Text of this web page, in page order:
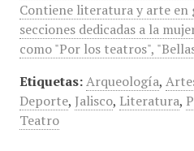
Contiene literatura y arte en
secciones dedicadas a la
como "Por los teatros",
Etiquetas: Arqueología,
Deporte, Jalisco, Literatura,
Teatro